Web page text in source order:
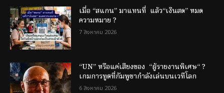
เมื่อ “สแกน” มาแทนที่ แล้ว“เงินสด” หมด
ความหมาย ?
7 สิงหาคม 2026
“UN” หรือแค่เสียงของ “ผู้รายงานพิเศษ“ ?
เกมการทูตที่กัมพูชากำลังเล่นบนเวทีโลก
6 สิงหาคม 2026